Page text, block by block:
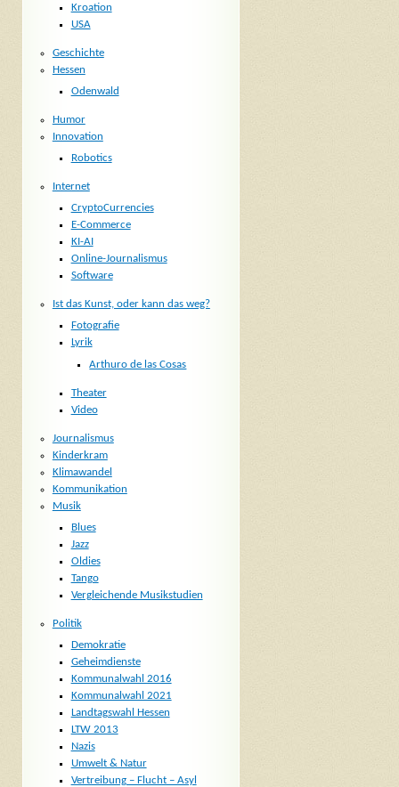
Kroation
USA
Geschichte
Hessen
Odenwald
Humor
Innovation
Robotics
Internet
CryptoCurrencies
E-Commerce
KI-AI
Online-Journalismus
Software
Ist das Kunst, oder kann das weg?
Fotografie
Lyrik
Arthuro de las Cosas
Theater
Video
Journalismus
Kinderkram
Klimawandel
Kommunikation
Musik
Blues
Jazz
Oldies
Tango
Vergleichende Musikstudien
Politik
Demokratie
Geheimdienste
Kommunalwahl 2016
Kommunalwahl 2021
Landtagswahl Hessen
LTW 2013
Nazis
Umwelt & Natur
Vertreibung – Flucht – Asyl